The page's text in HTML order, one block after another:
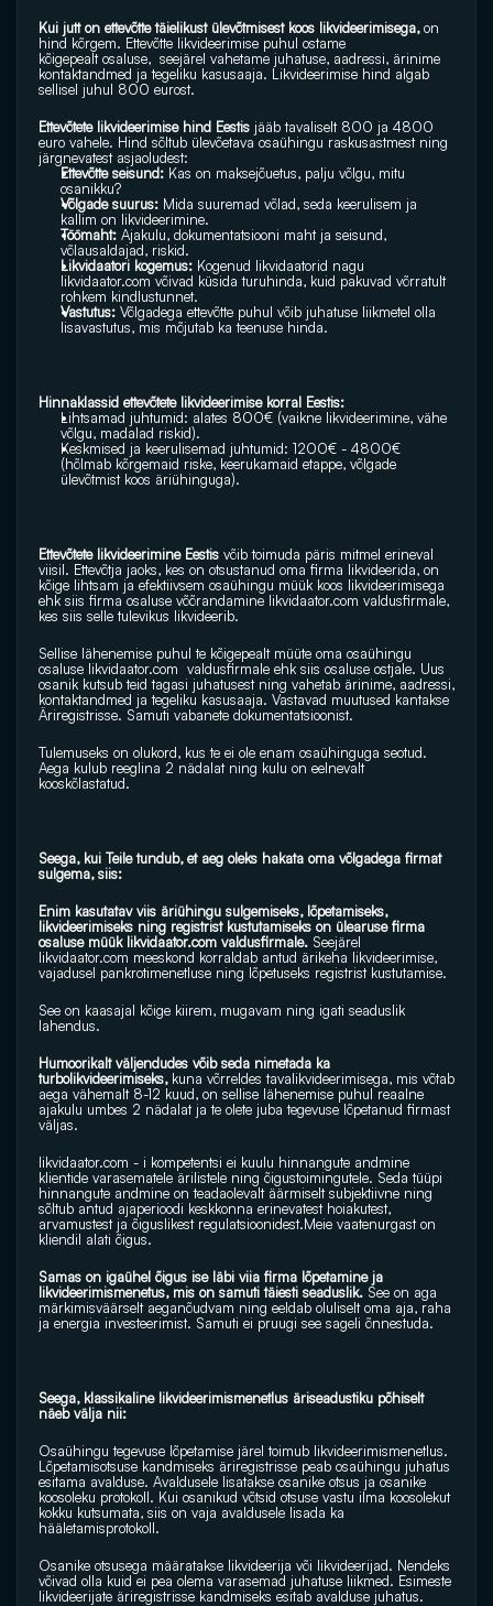
Kui jutt on ettevõtte täielikust ülevõtmisest koos likvideerimisega, on
hind kõrgem. Ettevõtte likvideerimise puhul ostame
kõigepealt osaluse,  seejärel vahetame juhatuse, aadressi, ärinime
kontaktandmed ja tegeliku kasusaaja. Likvideerimise hind algab
sellisel juhul 800 eurost.
Ettevõtete likvideerimise hind Eestis jääb tavaliselt 800 ja 4800
euro vahele. Hind sõltub ülevõetava osaühingu raskusastmest ning
järgnevatest asjaoludest:
Ettevõtte seisund: Kas on maksejõuetus, palju võlgu, mitu
osanikku?
Võlgade suurus: Mida suuremad võlad, seda keerulisem ja
kallim on likvideerimine.
Töömaht: Ajakulu, dokumentatsiooni maht ja seisund,
võlausaldajad, riskid.
Likvidaatori kogemus:
likvidaator.com võivad küsida turuhinda, kuid pakuvad võrratult
rohkem kindlustunnet.
Vastutus: Võlgadega ettevõtte puhul võib juhatuse liikmetel olla
lisavastutus, mis mõjutab ka teenuse hinda.
Hinnaklassid ettevõtete likvideerimise korral Eestis:
Lihtsamad juhtumid: alates 800€ (vaikne likvideerimine, vähe
võlgu, madalad riskid).
Keskmised ja keerulisemad juhtumid: 1200€ - 4800€
(hõlmab kõrgemaid riske, keerukamaid etappe, võlgade
ülevõtmist koos äriühinguga).
Ettevõtete likvideerimine Eestis võib toimuda päris mitmel erineval
viisil. Ettevõtja jaoks, kes on otsustanud oma firma likvideerida, on
kõige lihtsam ja efektiivsem osaühingu müük koos likvideerimisega
ehk siis firma osaluse võõrandamine likvidaator.com valdusfirmale,
kes siis selle tulevikus likvideerib.
Sellise lähenemise puhul te kõigepealt müüte oma osaühingu
osaluse likvidaator.com valdusfirmale ehk siis osaluse ostjale. Uus
osanik kutsub teid tagasi juhatusest ning vahetab ärinime, aadressi,
kontaktandmed ja tegeliku kasusaaja. Vastavad muutused kantakse
Äriregistrisse. Samuti vabanete dokumentatsioonist.
Tulemuseks on olukord, kus te ei ole enam osaühinguga seotud.
Aega kulub reeglina 2 nädalat ning kulu on eelnevalt
kooskõlastatud.
Seega, kui Teile tundub, et aeg oleks hakata oma võlgadega firmat
sulgema, siis:
Enim kasutatav viis äriühingu sulgemiseks, lõpetamiseks,
likvideerimiseks ning registrist kustutamiseks on ülearuse firma
osaluse müük likvidaator.com valdusfirmale.
likvidaator.com meeskond korraldab antud ärikeha likvideerimise,
vajadusel pankrotimenetluse ning lõpetuseks registrist kustutamise.
See on kaasajal kõige kiirem, mugavam ning igati seaduslik
lahendus.
Humoorikalt väljendudes võib seda nimetada ka
turbolikvideerimiseks, kuna võrreldes tavalikvideerimisega, mis võtab
aega vähemalt 8-12 kuud, on sellise lähenemise puhul reaalne
ajakulu umbes 2 nädalat ja te olete juba tegevuse lõpetanud firmast
väljas.
likvidaator.com - i kompetentsi ei kuulu hinnangute andmine
klientide varasematele ärilistele ning õigustoimingutele. Seda tüüpi
hinnangute andmine on teadaolevalt äärmiselt subjektiivne ning
sõltub antud ajaperioodi keskkonna erinevatest hoiakutest,
arvamustest ja õiguslikest regulatsioonidest.Meie vaatenurgast on
kliendil alati õigus.
Samas on igaühel õigus ise läbi viia firma lõpetamine ja
likvideerimismenetus, mis on samuti täiesti seaduslik. See on aga
märkimisväärselt aeganõudvam ning eeldab oluliselt oma aja, raha
ja energia investeerimist. Samuti ei pruugi see sageli õnnestuda.
Seega, klassikaline likvideerimismenetlus äriseadustiku põhiselt
näeb välja nii:
Osaühingu tegevuse lõpetamise järel toimub likvideerimismenetlus.
Lõpetamisotsuse kandmiseks äriregistrisse peab osaühingu juhatus
esitama avalduse. Avaldusele lisatakse osanike otsus ja osanike
koosoleku protokoll. Kui osanikud võtsid otsuse vastu ilma koosolekut
kokku kutsumata, siis on vaja avaldusele lisada ka
hääletamisprotokoll.
Osanike otsusega määratakse likvideerija või likvideerijad. Nendeks
võivad olla kuid ei pea olema varasemad juhatuse liikmed. Esimeste
likvideerijate äriregistrisse kandmiseks esitab avalduse juhatus.